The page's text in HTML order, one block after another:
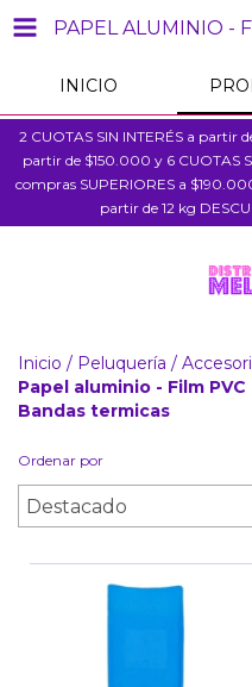
INICIO
2 CUOTAS SIN INTERÉS a partir
partir de $150.000 y 6 CUOTAS
compras SUPERIORES a
partir de 12 kg
Inicio / Peluquería /
Papel aluminio - Film
Bandas termicas
Ordenar por